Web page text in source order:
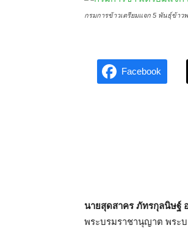
กรมการข้าวเตรียมแจก 5 พันธุ์ข้าว
Facebook
นายสุดสาคร ภัทรกุลนิษฐ์
พระบรมราชานุญาต พระบ